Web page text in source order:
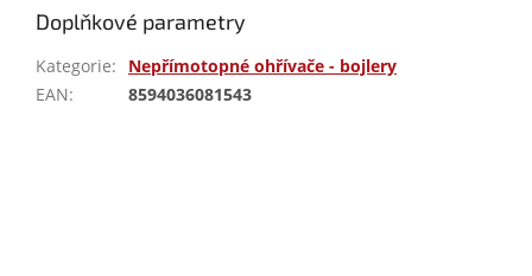
Doplňkové parametry
Kategorie:
Nepřímotopné ohřívače - bojlery
EAN: 8594036081543